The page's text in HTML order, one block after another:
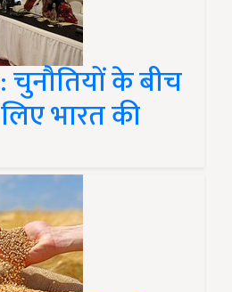
चुनौतियों के बीच
भारत की